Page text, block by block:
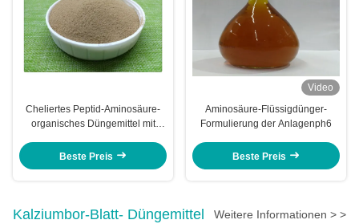
Cheliertes Peptid-Aminosäure-
organisches Düngemittel mit
Beste Preis
Video
Aminosäure-Flüssigdünger-
Formulierung der Anlagenph6
Beste Preis
Kalziumbor-Blatt- Düngemittel Weitere Informationen > >